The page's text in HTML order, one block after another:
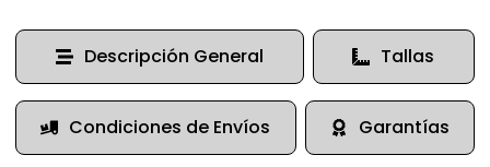
Descripción General Tallas
Condiciones de Envíos Garantías